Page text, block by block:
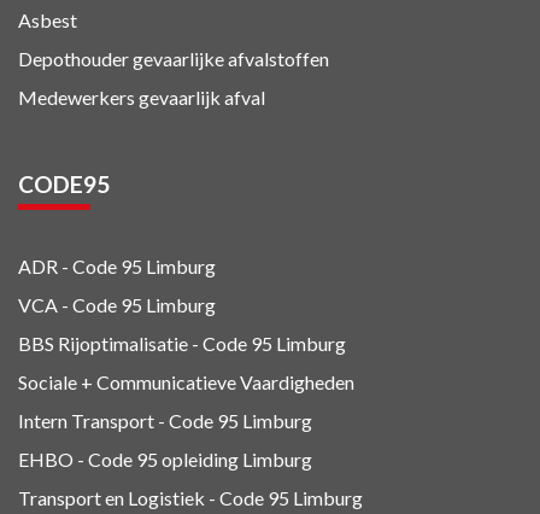
Asbest
Depothouder gevaarlijke afvalstoffen
Medewerkers gevaarlijk afval
CODE95
ADR - Code 95 Limburg
VCA - Code 95 Limburg
BBS Rijoptimalisatie - Code 95 Limburg
Sociale + Communicatieve Vaardigheden
Intern Transport - Code 95 Limburg
EHBO - Code 95 opleiding Limburg
Transport en Logistiek - Code 95 Limburg